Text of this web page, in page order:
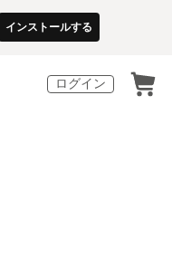
インストールする
ログイン